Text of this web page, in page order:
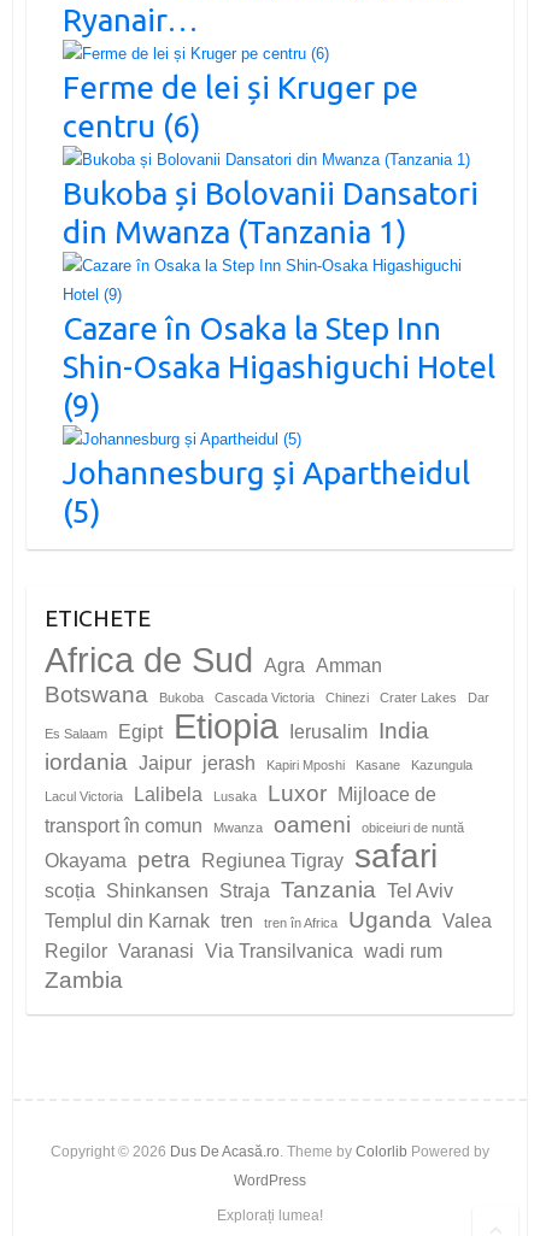
Ryanair…
Ferme de lei și Kruger pe
centru (6)
Bukoba și Bolovanii Dansatori
din Mwanza (Tanzania 1)
Cazare în Osaka la Step Inn
Shin-Osaka Higashiguchi Hotel
(9)
Johannesburg și Apartheidul
(5)
ETICHETE
Africa de Sud Agra Amman
Botswana Bukoba Cascada Victoria Chinezi Crater Lakes Dar
Es Salaam Egipt Etiopia Ierusalim India
iordania Jaipur jerash Kapiri Mposhi Kasane Kazungula
Lacul Victoria Lalibela Lusaka Luxor
Mijloace de
transport în comun
Mwanza oameni obiceiuri de nuntă
Okayama petra Regiunea Tigray safari
scoția Shinkansen Straja Tanzania Tel Aviv
Templul din Karnak tren tren în Africa Uganda Valea
Regilor Varanasi Via Transilvanica wadi rum
Zambia
Copyright © 2026 Dus De Acasă.ro . Theme by Colorlib Powered by
WordPress
Explorați lumea!